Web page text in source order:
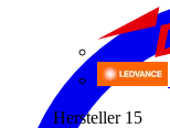
Hersteller 15